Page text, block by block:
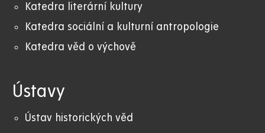
Katedra literární kultury
Katedra sociální a kulturní antropologie
Katedra věd o výchově
Ústavy
Ústav historických věd